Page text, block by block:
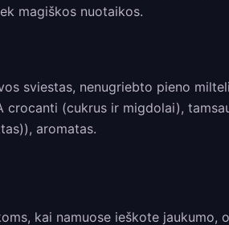
magiškos nuotaikos.
sviestas, nenugriebto pieno
(cukrus ir migdolai),
aromatas.
kai namuose ieškote jaukumo,